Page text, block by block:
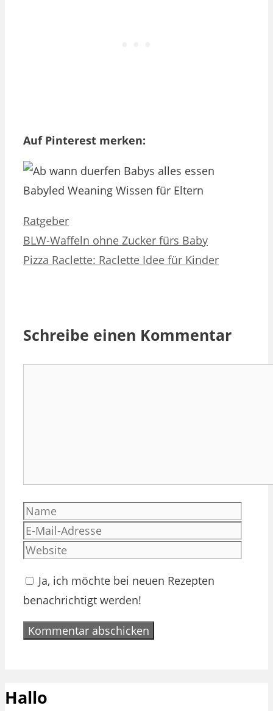
Auf Pinterest merken:
Kategorien
Ratgeber
BLW-Waffeln ohne Zucker fürs Baby
Pizza Raclette: Raclette Idee für Kinder
Schreibe einen Kommentar
Name
Ja, ich möchte bei neuen Rezepten
benachrichtigt werden!
Hallo